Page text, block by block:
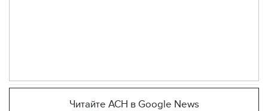
Читайте АСН в Google News